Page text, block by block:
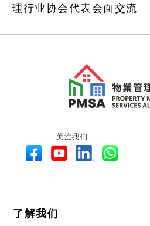
理行业协会代表会面交流
关注我们
了解我们